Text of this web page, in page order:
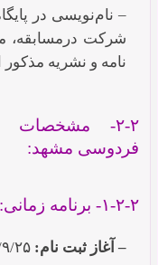
– نام‌نویسی در
شرکت درمسابقه،
نامه و نشریه
۲-۲- مشخصات
فردوسی مشهد:
۱-۲-۲- برنامه زمانی:
– آغاز ثبت نام: